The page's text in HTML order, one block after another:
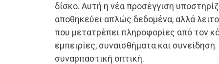
δίσκο. Αυτή η νέα προσέγγιση
αποθηκεύει απλώς δεδομένα, αλλά
που μετατρέπει πληροφορίες από τον
εμπειρίες, συναισθήματα και
συναρπαστική οπτική.